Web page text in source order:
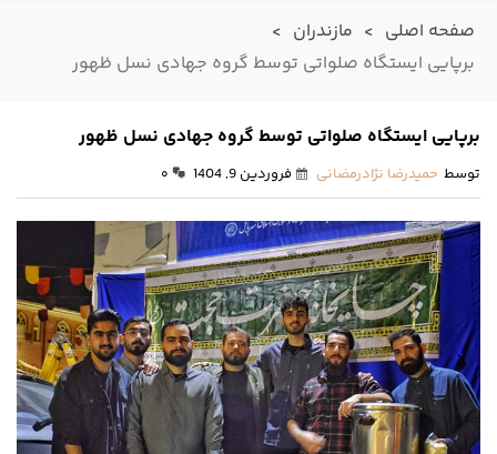
صفحه اصلی > مازندران >
برپایی ایستگاه صلواتی توسط گروه جهادی نسل ظهور
برپایی ایستگاه صلواتی توسط گروه جهادی نسل ظهور
توسط حمیدرضا نژادرمضانی فروردین 9, 1404 ۰